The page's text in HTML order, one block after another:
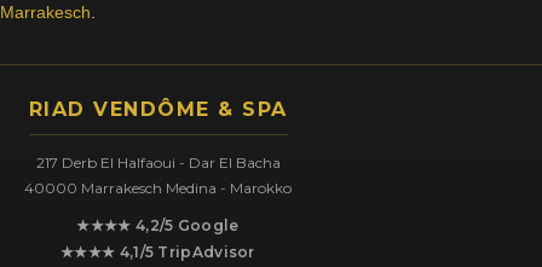
Marrakesch
RIAD VENDÔME & SPA
217 Derb El Halfaoui - Dar El Bacha
40000 Marrakesch Medina - Marokko
★★★★ 4,2/5 Google
★★★★ 4,1/5 TripAdvisor